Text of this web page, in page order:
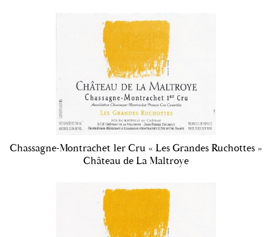
Chassagne-Montrachet 1er Cru « Les Grandes Ruchottes »
Château de La Maltroye